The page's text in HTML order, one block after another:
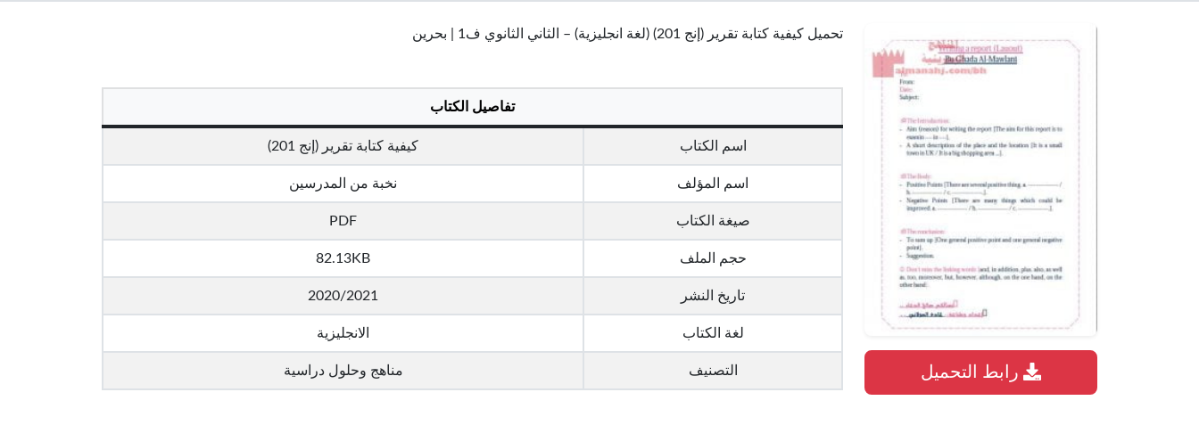
تحميل كيفية كتابة تقرير (إنج 201) (لغة انجليزية) – الثاني الثانوي ف1 | بحرين
تفاصيل الكتاب
اسم الكتاب كيفية كتابة تقرير (إنج 201)
اسم المؤلف نخبة من المدرسين
صيغة الكتاب PDF
حجم الملف 82.13KB
تاريخ النشر 2020/2021
لغة الكتاب الانجليزية
التصنيف مناهج وحلول دراسية